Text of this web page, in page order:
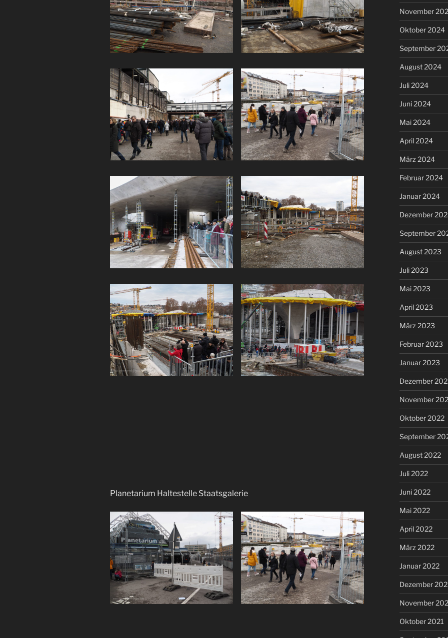
Planetarium Haltestelle Staatsgalerie
November
Oktober 2024
September
August 2024
Juli 2024
Juni 2024
Mai 2024
April 2024
März 2024
Februar 2024
Januar 2024
Dezember
September
August 2023
Juli 2023
Mai 2023
April 2023
März 2023
Februar 2023
Januar 2023
Dezember
November
Oktober 2022
September
August 2022
Juli 2022
Juni 2022
Mai 2022
April 2022
März 2022
Januar 2022
Dezember
November
Oktober 2021